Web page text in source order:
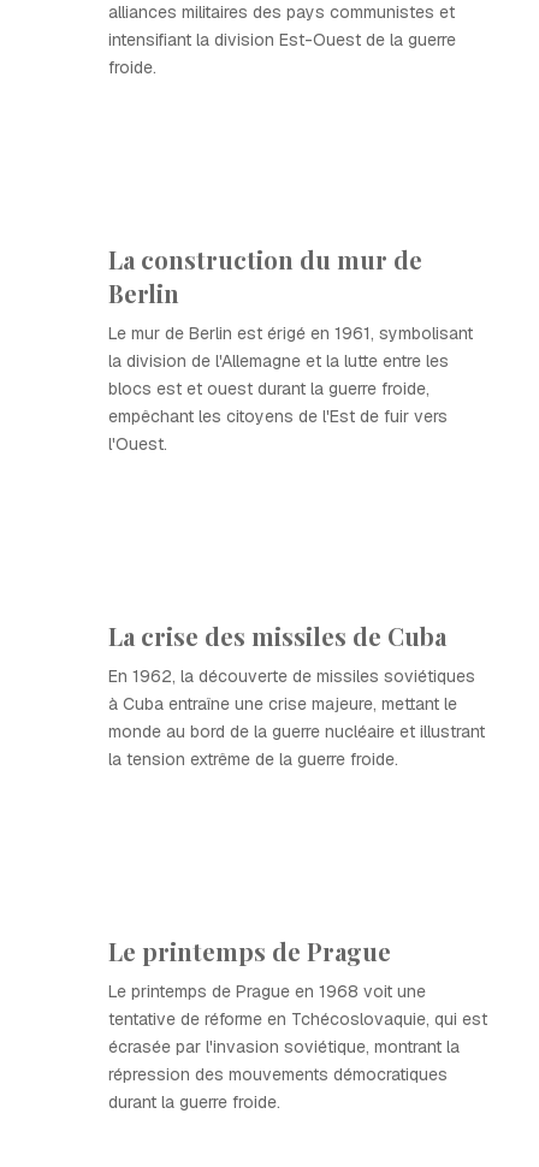
alliances militaires des pays communistes et
intensifiant la division Est-Ouest de la guerre
froide.
La construction du mur de
Berlin
Le mur de Berlin est érigé en 1961, symbolisant
la division de l'Allemagne et la lutte entre les
blocs est et ouest durant la guerre froide,
empêchant les citoyens de l'Est de fuir vers
l'Ouest.
La crise des missiles de Cuba
En 1962, la découverte de missiles soviétiques
à Cuba entraîne une crise majeure, mettant le
monde au bord de la guerre nucléaire et illustrant
la tension extrême de la guerre froide.
Le printemps de Prague
Le printemps de Prague en 1968 voit une
tentative de réforme en Tchécoslovaquie, qui est
écrasée par l'invasion soviétique, montrant la
répression des mouvements démocratiques
durant la guerre froide.